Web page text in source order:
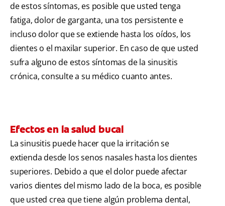
de estos síntomas, es posible que usted tenga
fatiga, dolor de garganta, una tos persistente e
incluso dolor que se extiende hasta los oídos, los
dientes o el maxilar superior. En caso de que usted
sufra alguno de estos síntomas de la sinusitis
crónica, consulte a su médico cuanto antes.
Efectos en la salud bucal
La sinusitis puede hacer que la irritación se
extienda desde los senos nasales hasta los dientes
superiores. Debido a que el dolor puede afectar
varios dientes del mismo lado de la boca, es posible
que usted crea que tiene algún problema dental,